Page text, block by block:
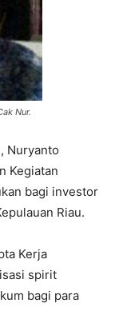
Nur.
Nuryanto
Kegiatan
bagi investor
Riau.
Kerja
spirit
bagi para